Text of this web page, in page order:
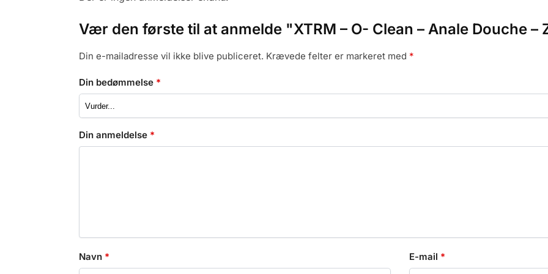
Vær den første til at anmelde "XTRM – O- Clean – Anale Douche –
Din e-mailadresse vil ikke blive publiceret. Krævede felter er markeret med *
Din bedømmelse *
Din anmeldelse *
Navn * E-mail *